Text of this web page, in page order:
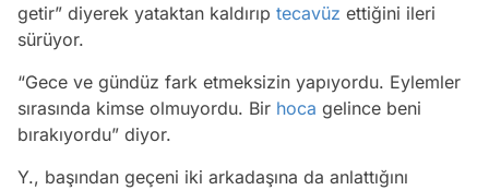
getir” diyerek yataktan kaldırıp tecavüz ettiğini ileri
sürüyor.
“Gece ve gündüz fark etmeksizin yapıyordu. Eylemler
sırasında kimse olmuyordu. Bir hoca gelince beni
bırakıyordu” diyor.
Y., başından geçeni iki arkadaşına da anlattığını